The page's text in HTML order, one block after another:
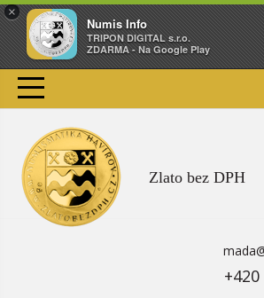
×
Numis Info
TRIPON DIGITAL s.r.o.
ZDARMA - Na Google Play
Zlato bez DPH